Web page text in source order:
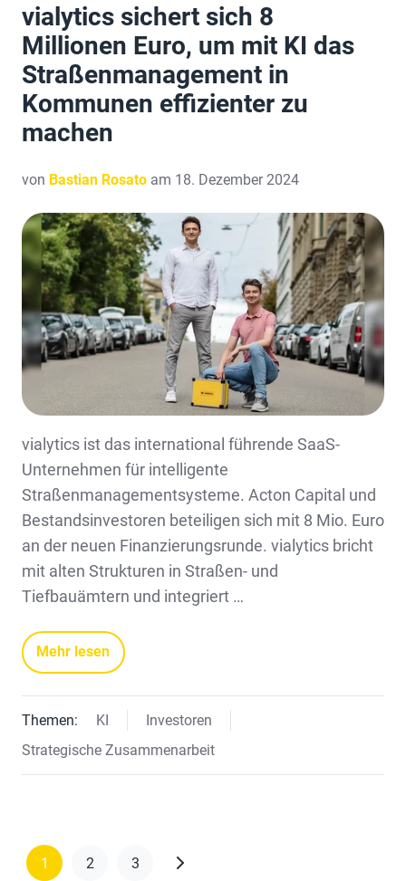
vialytics sichert sich 8
Millionen Euro, um mit KI das
Straßenmanagement in
Kommunen effizienter zu
machen
von Bastian Rosato am 18. Dezember 2024
vialytics ist das international führende SaaS-
Unternehmen für intelligente
Straßenmanagementsysteme. Acton Capital und
Bestandsinvestoren beteiligen sich mit 8 Mio. Euro
an der neuen Finanzierungsrunde. vialytics bricht
mit alten Strukturen in Straßen- und
Tiefbauämtern und integriert …
Mehr lesen
Themen: KI
Investoren
Strategische Zusammenarbeit
1 2 3